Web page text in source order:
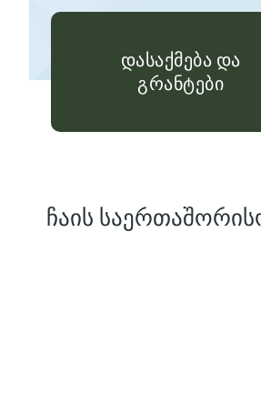
დასაქმება და
გრანტები
ჩაის